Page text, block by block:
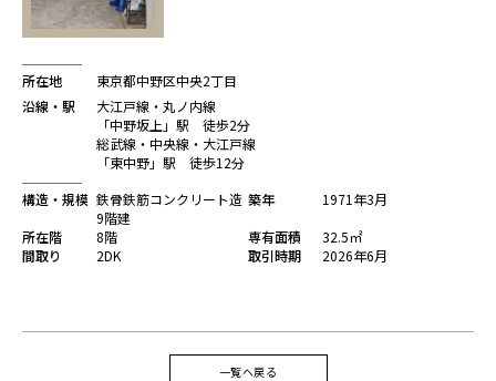
所在地
東京都中野区中央2丁目
沿線・駅
大江戸線・丸ノ内線
「中野坂上」駅 徒歩2分
総武線・中央線・大江戸線
「東中野」駅 徒歩12分
構造・規模 鉄骨鉄筋コンクリート造
9階建
築年
1971年3月
所在階
8階 専有面積
32.5㎡
間取り
2DK 取引時期 2026年6月
一覧へ戻る